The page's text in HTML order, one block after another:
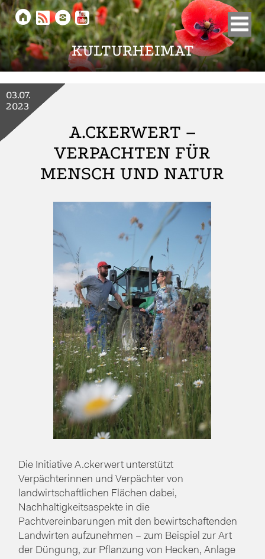
KULTURHEIMAT
    
A.CKERWERT –
VERPACHTEN FÜR
MENSCH UND NATUR
03.07.
2023
Die Initiative A.ckerwert unterstützt
Verpächterinnen und Verpächter von
landwirtschaftlichen Flächen dabei,
Nachhaltigkeitsaspekte in die
Pachtvereinbarungen mit den bewirtschaftenden
Landwirten aufzunehmen – zum Beispiel zur Art
der Düngung, zur Pflanzung von Hecken, Anlage